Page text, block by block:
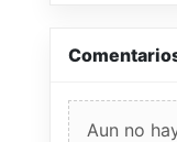
Aun no